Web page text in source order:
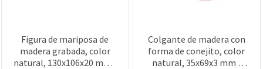
Figura de mariposa de
madera grabada, color
natural, 130x106x20 mm -
Colgante de madera con
forma de conejito, color
natural, 35x69x3 mm -